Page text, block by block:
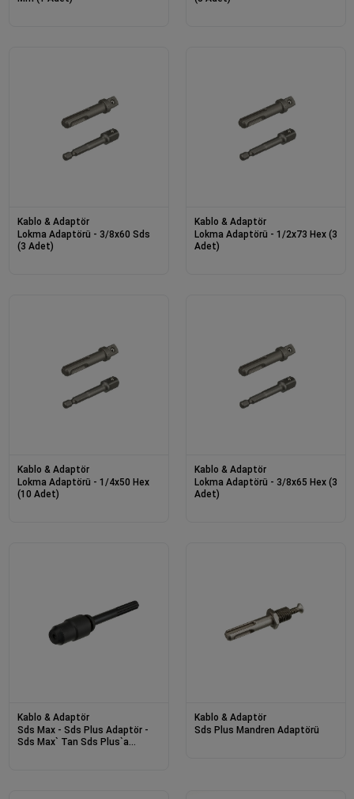
Kablo & Adaptör
Lokma Adaptörü - 3/8x60 Sds
(3 Adet)
Kablo & Adaptör
Lokma Adaptörü - 1/2x73 Hex (3
Adet)
Kablo & Adaptör
Lokma Adaptörü - 1/4x50 Hex
(10 Adet)
Kablo & Adaptör
Lokma Adaptörü - 3/8x65 Hex (3
Adet)
Kablo & Adaptör
Sds Max - Sds Plus Adaptör -
Sds Max` Tan Sds Plus`a
Kablo & Adaptör
Sds Plus Mandren Adaptörü